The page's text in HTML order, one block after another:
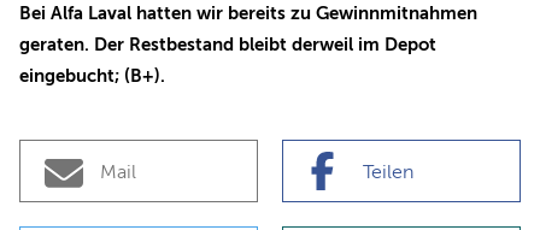
Bei Alfa Laval hatten wir bereits zu Gewinnmitnahmen
geraten. Der Restbestand bleibt derweil im Depot
eingebucht; (B+).
Mail Teilen